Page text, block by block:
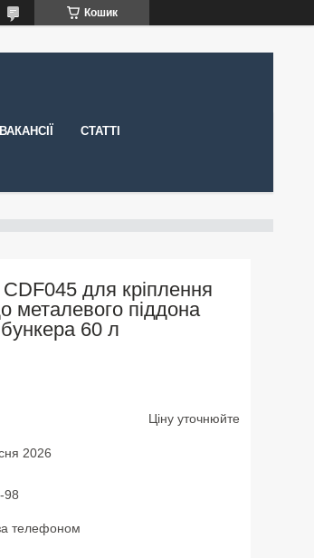
Кошик
СТАТТІ
для кріплення
металевого піддона
бункера 60 л
2026
Ціну уточнюйте
98
телефоном